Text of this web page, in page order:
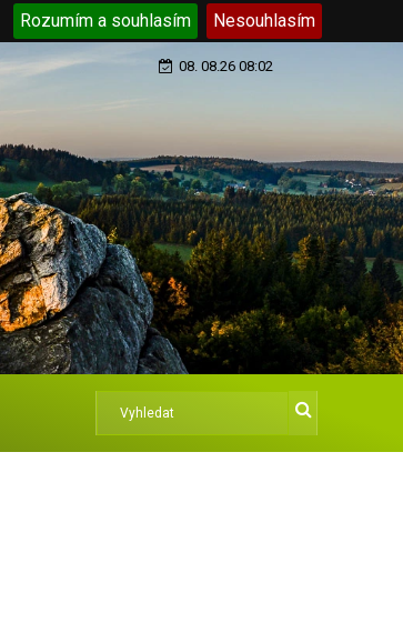
Rozumím a souhlasím Nesouhlasím
08. 08.26 08:02